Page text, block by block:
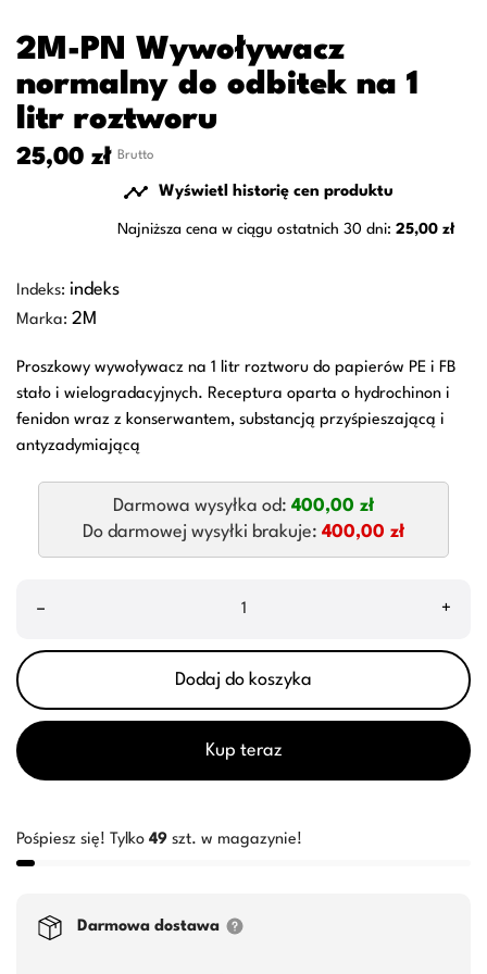
2M-PN Wywoływacz
normalny do odbitek na 1
litr roztworu
25,00 zł Brutto
 Wyświetl historię cen produktu
Najniższa cena w ciągu ostatnich 30 dni: 25,00 zł
Indeks: indeks
Marka: 2M
Proszkowy wywoływacz na 1 litr roztworu do papierów PE i FB
stało i wielogradacyjnych. Receptura oparta o hydrochinon i
fenidon wraz z konserwantem, substancją przyśpieszającą i
antyzadymiającą
Darmowa wysyłka od: 400,00 zł
Do darmowej wysyłki brakuje: 400,00 zł
– +
Dodaj do koszyka
Kup teraz
Pośpiesz się! Tylko 49 szt. w magazynie!
Darmowa dostawa